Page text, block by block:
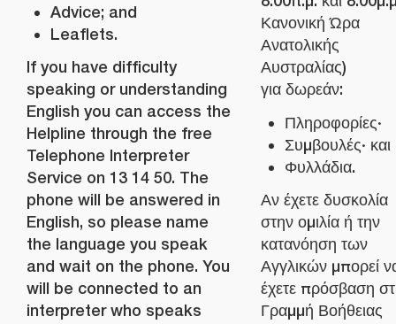
Advice; and
Leaflets.
If you have difficulty
speaking or understanding
English you can access the
Helpline through the free
Telephone Interpreter
Service on 13 14 50. The
phone will be answered in
English, so please name
the language you speak
and wait on the phone. You
will be connected to an
interpreter who speaks
Κανονική Ώρα
Ανατολικής
Αυστραλίας)
για δωρεάν:
Πληροφορίες·
Συμβουλές· και
Φυλλάδια.
Αν έχετε δυσκολία
στην ομιλία ή την
κατανόηση των
Αγγλικών μπορεί
έχετε πρόσβαση
Γραμμή Βοήθειας